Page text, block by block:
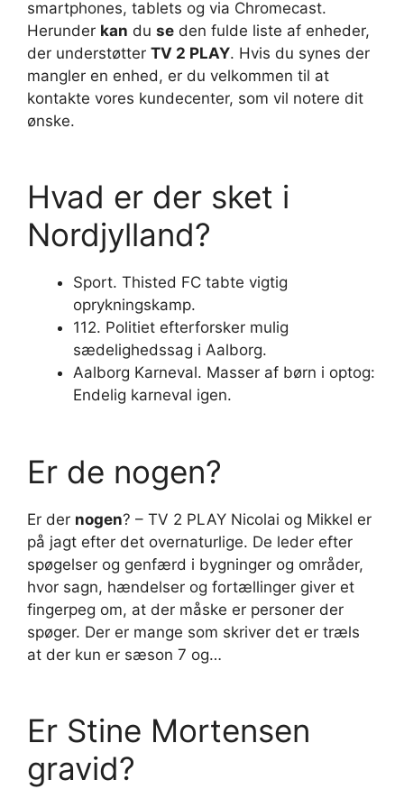
smartphones, tablets og via Chromecast.
Herunder kan du se den fulde liste af enheder,
der understøtter TV 2 PLAY. Hvis du synes der
mangler en enhed, er du velkommen til at
kontakte vores kundecenter, som vil notere dit
ønske.
Hvad er der sket i
Nordjylland?
Sport. Thisted FC tabte vigtig
oprykningskamp.
112. Politiet efterforsker mulig
sædelighedssag i Aalborg.
Aalborg Karneval. Masser af børn i optog:
Endelig karneval igen.
Er de nogen?
Er der nogen? – TV 2 PLAY Nicolai og Mikkel er
på jagt efter det overnaturlige. De leder efter
spøgelser og genfærd i bygninger og områder,
hvor sagn, hændelser og fortællinger giver et
fingerpeg om, at der måske er personer der
spøger. Der er mange som skriver det er træls
at der kun er sæson 7 og…
Er Stine Mortensen
gravid?